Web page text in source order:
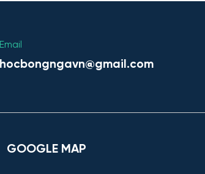
Email
hocbongngavn@gmail.com
GOOGLE MAP